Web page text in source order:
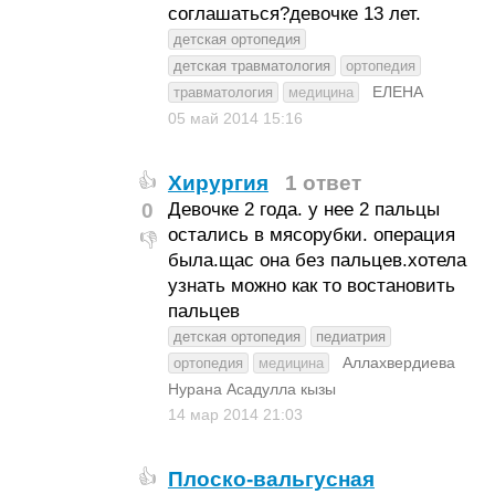
соглашаться?девочке 13 лет.
детская ортопедия
детская травматология
ортопедия
травматология
медицина
ЕЛЕНА
05 май 2014 15:16
👍
0
👎
Хирургия 1 ответ
Девочке 2 года. у нее 2 пальцы
остались в мясорубки. операция
была.щас она без пальцев.хотела
узнать можно как то востановить
пальцев
детская ортопедия
педиатрия
ортопедия
медицина
Аллахвердиева
Нурана Асадулла кызы
14 мар 2014 21:03
👍
Плоско-вальгусная